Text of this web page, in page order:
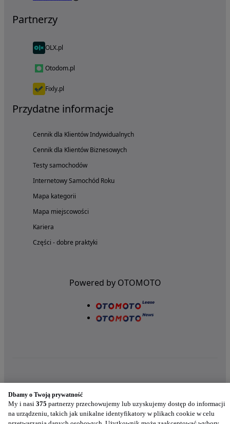
Partnerzy
OLX.pl
Otodom.pl
Fixly.pl
Przydatne informacje
Cennik dla Klientów Indywidualnych
Cennik dla Klientów Biznesowych
Testy samochodów
Internetowy Samochód Roku
Mapa kategorii
Mapa miejscowości
Kariera
Części - dobre praktyki
Powered by OTOMOTO
Dbamy o Twoją prywatność
My i nasi 375 partnerzy przechowujemy lub uzyskujemy dostęp do informacji
na urządzeniu, takich jak unikalne identyfikatory w plikach cookie w celu